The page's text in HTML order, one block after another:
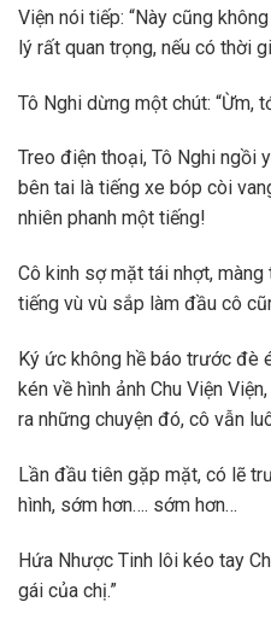
Viện nói tiếp: “Này cũng
lý rất quan trọng, nếu có thời
Tô Nghi dừng một chút: “Ừm,
Treo điện thoại, Tô Nghi ngồi
bên tai là tiếng xe bóp còi
nhiên phanh một tiếng!
Cô kinh sợ mặt tái nhợt,
tiếng vù vù sắp làm đầu cô
Ký ức không hề báo trước đè
kén về hình ảnh Chu Viện
ra những chuyện đó, cô vẫn
Lần đầu tiên gặp mặt, có lẽ
hình, sớm hơn…. sớm hơn…
Hứa Nhược Tinh lôi kéo tay
gái của chị.”